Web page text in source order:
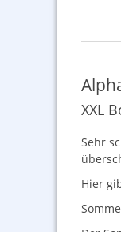
XXL
Sehr
Hier